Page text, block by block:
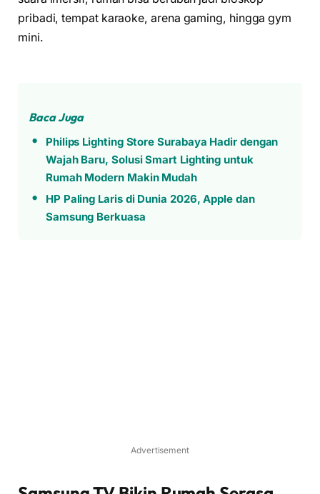
pribadi, tempat karaoke, arena gaming, hingga gym
mini.
Baca Juga
Philips Lighting Store Surabaya Hadir dengan
Wajah Baru, Solusi Smart Lighting untuk
Rumah Modern Makin Mudah
HP Paling Laris di Dunia 2026, Apple dan
Samsung Berkuasa
Advertisement